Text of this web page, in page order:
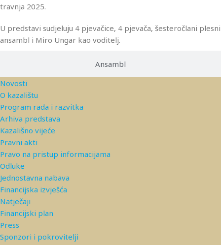
Ansambl
travnja 2025.
U predstavi sudjeluju 4 pjevačice, 4 pjevača, šesteročlani plesni
ansambl i Miro Ungar kao voditelj.
Novosti
O kazalištu
Program rada i razvitka
Arhiva predstava
Kazališno vijeće
Pravni akti
Pravo na pristup informacijama
Odluke
Jednostavna nabava
Financijska izvješća
Natječaji
Financijski plan
Press
Sponzori i pokrovitelji